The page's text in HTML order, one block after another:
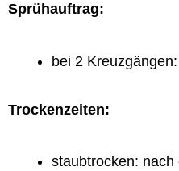
Sprühauftrag:
bei 2
Trockenzeiten:
staubtrocken: nach